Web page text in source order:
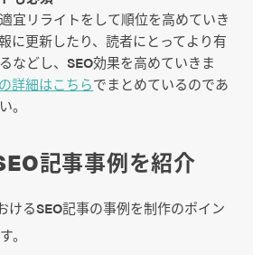
宜リライトをして順位を高めていき
に更新したり、読者にとってより有
などし、SEO効果を高めていきま
詳細はこちらでまとめているのであ
。
記事事例を紹介
けるSEO記事の事例を制作のポイン
。